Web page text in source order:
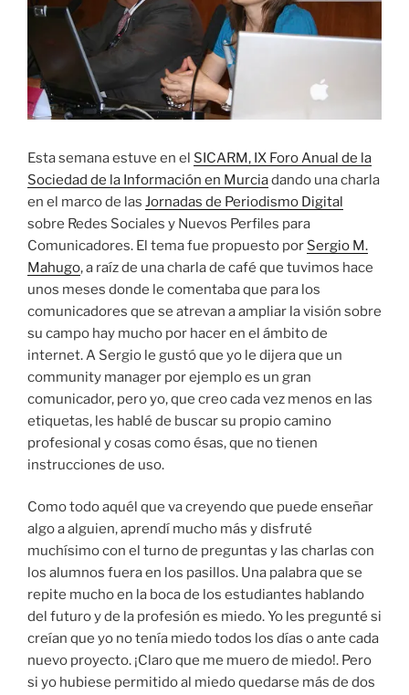
Esta semana estuve en el SICARM, IX Foro Anual de la
Sociedad de la Información en Murciadando una charla
en el marco de las Jornadas de Periodismo Digital
sobre Redes Sociales y Nuevos Perfiles para
Comunicadores. El tema fue propuesto por Sergio M.
Mahugo, a raíz de una charla de café que tuvimos hace
unos meses donde le comentaba que para los
comunicadores que se atrevan a ampliar la visión sobre
su campo hay mucho por hacer en el ámbito de
internet. A Sergio le gustó que yo le dijera que un
community manager por ejemplo es un gran
comunicador, pero yo, que creo cada vez menos en las
etiquetas, les hablé de buscar su propio camino
profesional y cosas como ésas, que no tienen
instrucciones de uso.
Como todo aquél que va creyendo que puede enseñar
algo a alguien, aprendí mucho más y disfruté
muchísimo con el turno de preguntas y las charlas con
los alumnos fuera en los pasillos. Una palabra que se
repite mucho en la boca de los estudiantes hablando
del futuro y de la profesión es miedo. Yo les pregunté si
creían que yo no tenía miedo todos los días o ante cada
nuevo proyecto. ¡Claro que me muero de miedo!. Pero
si yo hubiese permitido al miedo quedarse más de dos